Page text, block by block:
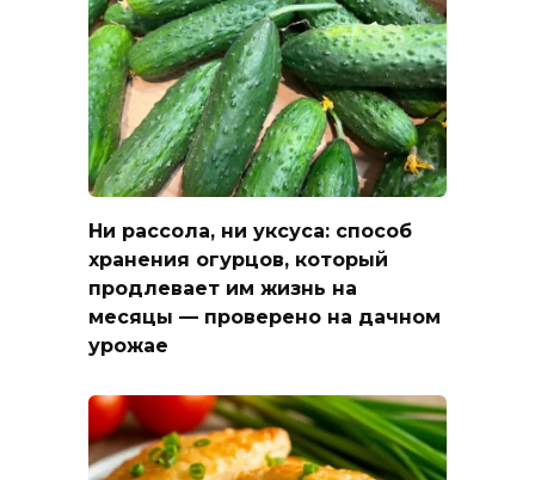
Ни рассола, ни уксуса: способ
хранения огурцов, который
продлевает им жизнь на
месяцы — проверено на дачном
урожае